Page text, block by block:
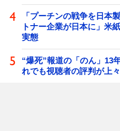
「プーチンの戦争を日本
トナー企業が日本に」米
実態
“爆死”報道の「のん」
れでも視聴者の評判が上